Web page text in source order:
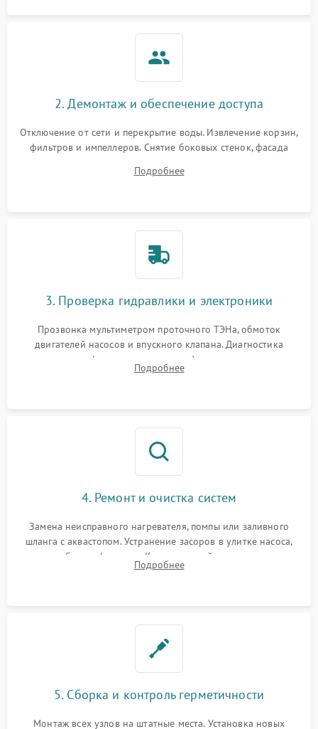
2. Демонтаж и обеспечение доступа
Отключение от сети и перекрытие воды. Извлечение корзин,
фильтров и импеллеров. Снятие боковых стенок, фасада
циркуляционному насосу, ТЭНу и сливной помпе.
Подробнее
3. Проверка гидравлики и электроники
Прозвонка мультиметром проточного ТЭНа, обмоток
двигателей насосов и впускного клапана. Диагностика
прессостата (датчика уровня воды), датчика мутности,
концевика дверцы и электронного модуля управления.
Подробнее
4. Ремонт и очистка систем
Замена неисправного нагревателя, помпы или заливного
шланга с аквастопом. Устранение засоров в улитке насоса,
патрубках и фильтрах. Компонентный ремонт платы
управления, восстановление поврежденной проводки.
Подробнее
5. Сборка и контроль герметичности
Монтаж всех узлов на штатные места. Установка новых